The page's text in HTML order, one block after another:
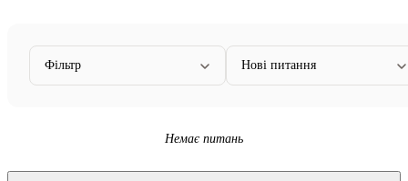
Фільтр Нові питання
Немає питань